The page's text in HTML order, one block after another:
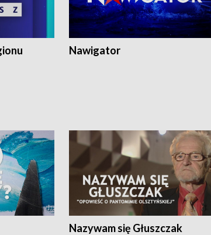
Nawigator
Nazywam się Głuszczak